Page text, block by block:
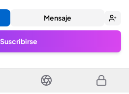
Mensaje
Suscribirse